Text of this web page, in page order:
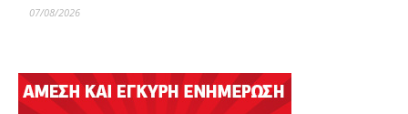
07/08/2026